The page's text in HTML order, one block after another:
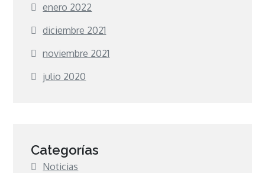
enero 2022
diciembre 2021
noviembre 2021
julio 2020
Categorías
Noticias